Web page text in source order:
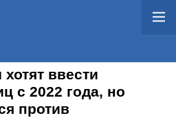
ввести
с 2022 года, но
против